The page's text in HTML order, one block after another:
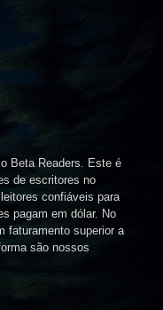
Beta Readers. Este é
de escritores no
confiáveis para
pagam em dólar. No
faturamento superior a
são nossos